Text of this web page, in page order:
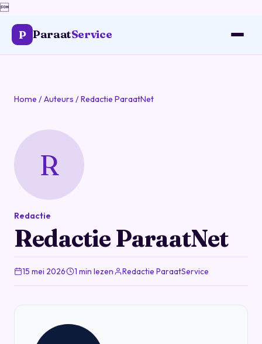

P ParaatService
Home /Auteurs /Redactie ParaatNet
R
Redactie
Redactie ParaatNet
15 mei 2026· 1 min lezen· Redactie ParaatService